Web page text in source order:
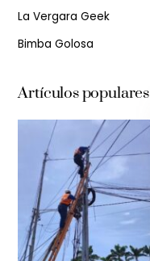
La Vergara Geek
Bimba Golosa
Artículos populares